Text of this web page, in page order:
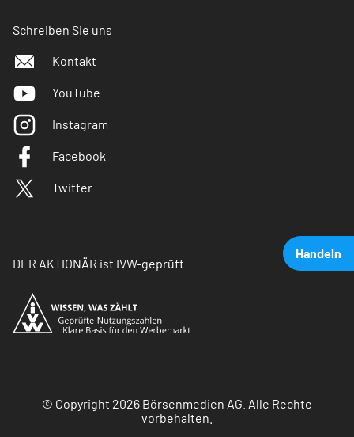
Handeln
Schreiben Sie uns
Kontakt
YouTube
Instagram
Facebook
Twitter
DER AKTIONÄR ist IVW-geprüft
© Copyright 2026 Börsenmedien AG. Alle Rechte
vorbehalten.